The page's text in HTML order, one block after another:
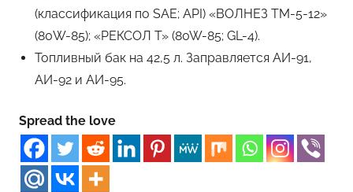
(классификация по SAE; API) «ВОЛНЕЗ ТМ-5-12»
(80W-85); «РЕКСОЛ T» (80W-85; GL-4).
Топливный бак на 42,5 л. Заправляется АИ-91,
АИ-92 и АИ-95.
Spread the love